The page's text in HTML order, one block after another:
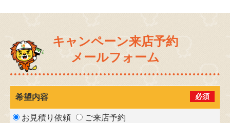
キャンペーン来店予約
メールフォーム
希望内容 必須
お見積り依頼 ご来店予約